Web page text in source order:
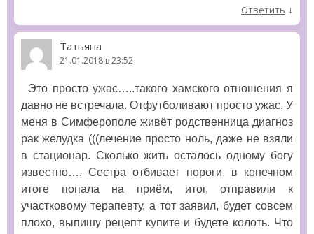
Ответить ↓
Татьяна
21.01.2018 в 23:52
Это просто ужас…..такого хамского отношения я
давно не встречала. Отфутболивают просто ужас. У
меня в Симферополе живёт родственница диагноз
рак желудка (((лечение просто ноль, даже не взяли
в стационар. Сколько жить осталось одному богу
известно…. Сестра отбивает пороги, в конечном
итоге попала на приём, итог, отправили к
участковому терапевту, а тот заявил, будет совсем
плохо, выпишу рецепт купите и будете колоть. Что